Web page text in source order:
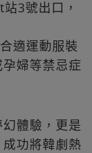
3號出口，
適運動服裝
婦等禁忌症
體驗，更是
功將韓劇熱